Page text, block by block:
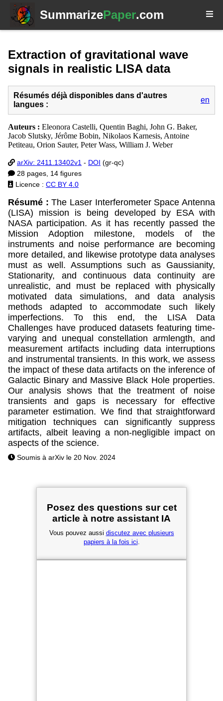
SummarizePaper.com
Extraction of gravitational wave
signals in realistic LISA data
Résumés déjà disponibles dans d'autres
langues :
en
Auteurs : Eleonora Castelli, Quentin Baghi, John G. Baker,
Jacob Slutsky, Jérôme Bobin, Nikolaos Karnesis, Antoine
Petiteau, Orion Sauter, Peter Wass, William J. Weber
arXiv: 2411.13402v1 - DOI (gr-qc)
28 pages, 14 figures
Licence : CC BY 4.0
Résumé : The Laser Interferometer Space Antenna
(LISA) mission is being developed by ESA with
NASA participation. As it has recently passed the
Mission Adoption milestone, models of the
instruments and noise performance are becoming
more detailed, and likewise prototype data analyses
must as well. Assumptions such as Gaussianity,
Stationarity, and continuous data continuity are
unrealistic, and must be replaced with physically
motivated data simulations, and data analysis
methods adapted to accommodate such likely
imperfections. To this end, the LISA Data
Challenges have produced datasets featuring time-
varying and unequal constellation armlength, and
measurement artifacts including data interruptions
and instrumental transients. In this work, we assess
the impact of these data artifacts on the inference of
Galactic Binary and Massive Black Hole properties.
Our analysis shows that the treatment of noise
transients and gaps is necessary for effective
parameter estimation. We find that straightforward
mitigation techniques can significantly suppress
artifacts, albeit leaving a non-negligible impact on
aspects of the science.
Soumis à arXiv le 20 Nov. 2024
Posez des questions sur cet
article à notre assistant IA
Vous pouvez aussi discutez avec plusieurs
papiers à la fois ici.